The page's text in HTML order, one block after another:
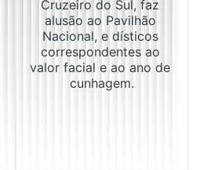
Cruzeiro do Sul, faz
alusão ao Pavilhão
Nacional, e dísticos
correspondentes ao
valor facial e ao ano de
cunhagem.